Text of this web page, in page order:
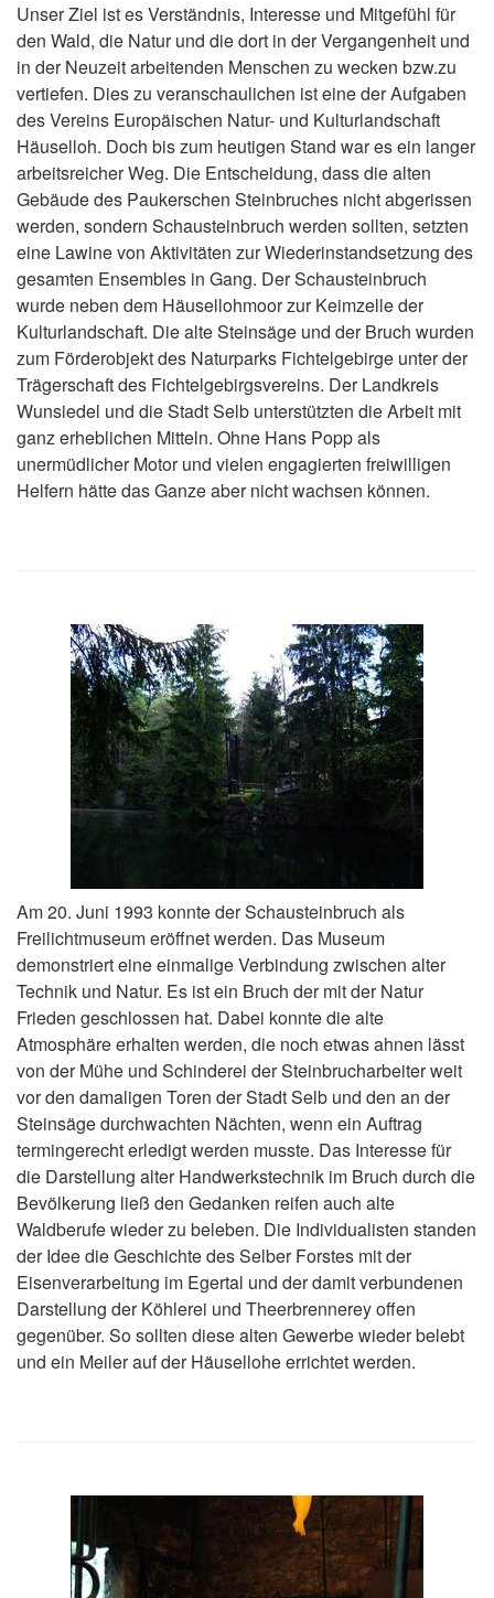
Unser Ziel ist es Verständnis, Interesse und Mitgefühl für
den Wald, die Natur und die dort in der Vergangenheit und
in der Neuzeit arbeitenden Menschen zu wecken bzw.zu
vertiefen. Dies zu veranschaulichen ist eine der Aufgaben
des Vereins Europäischen Natur- und Kulturlandschaft
Häuselloh. Doch bis zum heutigen Stand war es ein langer
arbeitsreicher Weg. Die Entscheidung, dass die alten
Gebäude des Paukerschen Steinbruches nicht abgerissen
werden, sondern Schausteinbruch werden sollten, setzten
eine Lawine von Aktivitäten zur Wiederinstandsetzung des
gesamten Ensembles in Gang. Der Schausteinbruch
wurde neben dem Häusellohmoor zur Keimzelle der
Kulturlandschaft. Die alte Steinsäge und der Bruch wurden
zum Förderobjekt des Naturparks Fichtelgebirge unter der
Trägerschaft des Fichtelgebirgsvereins. Der Landkreis
Wunsiedel und die Stadt Selb unterstützten die Arbeit mit
ganz erheblichen Mitteln. Ohne Hans Popp als
unermüdlicher Motor und vielen engagierten freiwilligen
Helfern hätte das Ganze aber nicht wachsen können.
Am 20. Juni 1993 konnte der Schausteinbruch als
Freilichtmuseum eröffnet werden. Das Museum
demonstriert eine einmalige Verbindung zwischen alter
Technik und Natur. Es ist ein Bruch der mit der Natur
Frieden geschlossen hat. Dabei konnte die alte
Atmosphäre erhalten werden, die noch etwas ahnen lässt
von der Mühe und Schinderei der Steinbrucharbeiter weit
vor den damaligen Toren der Stadt Selb und den an der
Steinsäge durchwachten Nächten, wenn ein Auftrag
termingerecht erledigt werden musste. Das Interesse für
die Darstellung alter Handwerkstechnik im Bruch durch die
Bevölkerung ließ den Gedanken reifen auch alte
Waldberufe wieder zu beleben. Die Individualisten standen
der Idee die Geschichte des Selber Forstes mit der
Eisenverarbeitung im Egertal und der damit verbundenen
Darstellung der Köhlerei und Theerbrennerey offen
gegenüber. So sollten diese alten Gewerbe wieder belebt
und ein Meiler auf der Häusellohe errichtet werden.